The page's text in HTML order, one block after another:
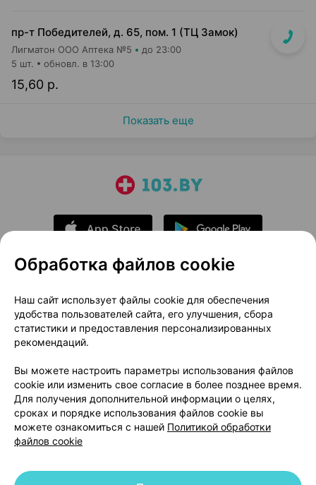
пр-т Победителей, д. 65, пом. 1 (ТЦ Замок)
Лигматон ООО Аптека №5 до 23:00
15,60 р.
5 шт. обновл. в 13:00
Показать еще
О проекте
Новости проекта
Размещение рекламы
Медицинский маркетинг
Публичный договор
Доставка
Способы оплаты
Вакансии
Партнеры
Написать руководителю 103.by
Написать в поддержку
Персональные настройки Cookie
Обработка файлов cookie
Наш сайт использует файлы cookie для обеспечения
удобства пользователей сайта, его улучшения, сбора
статистики и предоставления персонализированных
рекомендаций.
Вы можете настроить параметры использования файлов
cookie или изменить свое согласие в более позднее время.
Для получения дополнительной информации о целях,
сроках и порядке использования файлов cookie вы
можете ознакомиться с нашей Политикой обработки
файлов cookie